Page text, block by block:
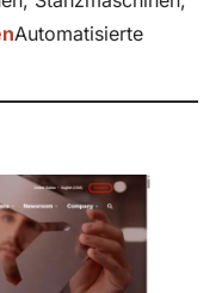
Automatisierte